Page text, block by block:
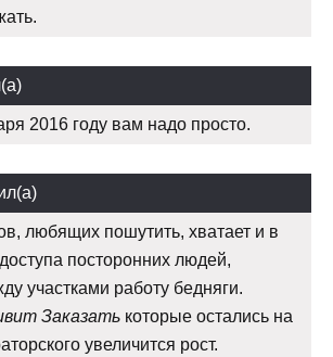
2016 году вам надо просто.
любящих пошутить, хватает и в
посторонних людей,
участками работу бедняги.
Заказать которые остались на
увеличится рост.